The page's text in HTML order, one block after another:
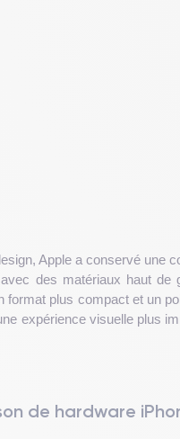
Apple a conservé une
des matériaux haut de
format plus compact et un
expérience visuelle plus
de hardware